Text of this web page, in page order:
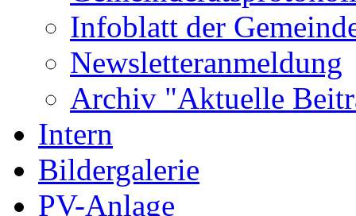
Infoblatt der
Newsletteranmeldung
Archiv "Aktuelle
Intern
Bildergalerie
PV-Anlage